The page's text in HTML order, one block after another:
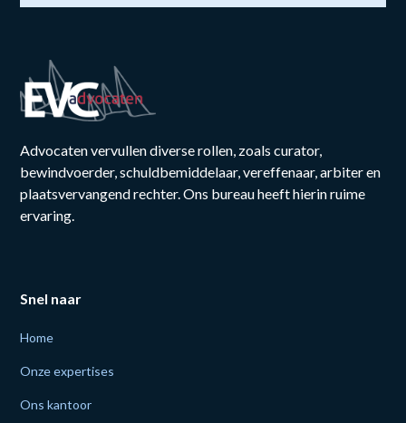
Advocaten vervullen diverse rollen, zoals curator,
bewindvoerder, schuldbemiddelaar, vereffenaar, arbiter en
plaatsvervangend rechter. Ons bureau heeft hierin ruime
ervaring.
Snel naar
Home
Onze expertises
Ons kantoor